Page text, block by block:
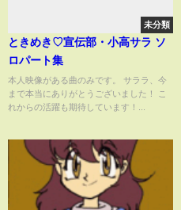
未分類
ときめき♡宣伝部・小高サラ ソ
ロパート集
本人映像がある曲のみです。 サララ、今
まで本当にありがとうございました！ こ
れからの活躍も期待しています！...